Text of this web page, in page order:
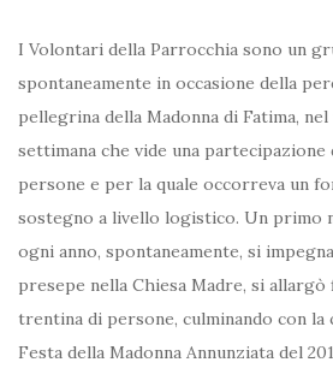
I Volontari della Parrocchia sono un
spontaneamente in occasione della
pellegrina della Madonna di Fatima,
settimana che vide una
persone e per la quale occorreva un
sostegno a livello logistico. Un primo
ogni anno, spontaneamente, si
presepe nella Chiesa Madre, si
trentina di persone, culminando con la
Festa della Madonna Annunziata del